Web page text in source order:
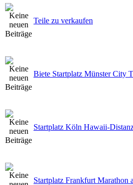
Teile zu verkaufen
Biete Startplatz Münster City
Startplatz Köln Hawaii-
Startplatz Frankfurt Marathon